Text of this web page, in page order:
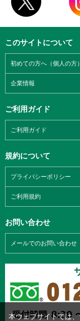
このサイトについて
初めての方へ（個人の方）
企業情報
ご利用ガイド
ご利用ガイド
規約について
プライバシーポリシー
ご利用規約
お問い合わせ
メールでのお問い合わせ
本ウェブサイトでは